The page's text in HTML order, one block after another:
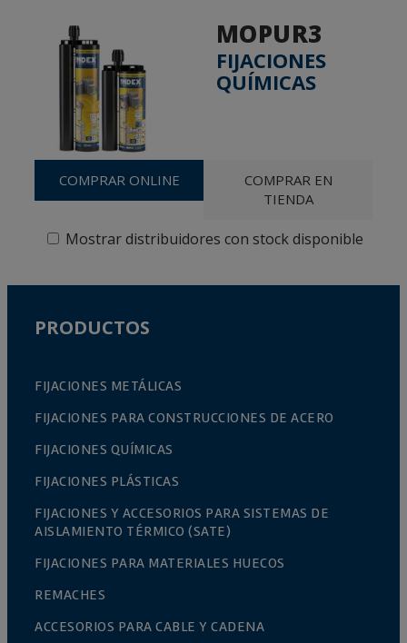
MOPUR3
FIJACIONES
QUÍMICAS
COMPRAR ONLINE
COMPRAR EN
TIENDA
Mostrar distribuidores con stock disponible
PRODUCTOS
FIJACIONES METÁLICAS
FIJACIONES PARA CONSTRUCCIONES DE ACERO
FIJACIONES QUÍMICAS
FIJACIONES PLÁSTICAS
FIJACIONES Y ACCESORIOS PARA SISTEMAS DE
AISLAMIENTO TÉRMICO (SATE)
FIJACIONES PARA MATERIALES HUECOS
REMACHES
ACCESORIOS PARA CABLE Y CADENA